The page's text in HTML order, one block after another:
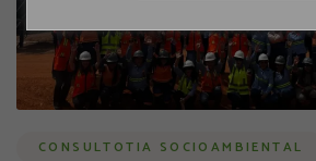
CONSULTOTIA SOCIOAMBIENTAL